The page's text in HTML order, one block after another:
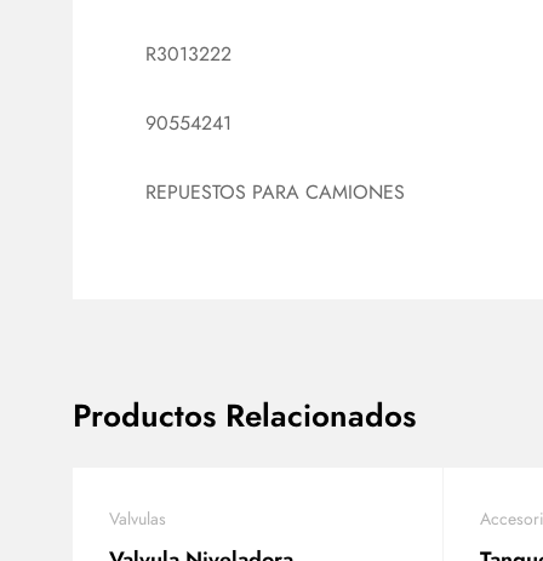
R3013222
90554241
REPUESTOS PARA CAMIONES
Productos Relacionados
Valvulas